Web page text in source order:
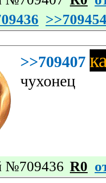
>>709407
чухонец
№709436 R0